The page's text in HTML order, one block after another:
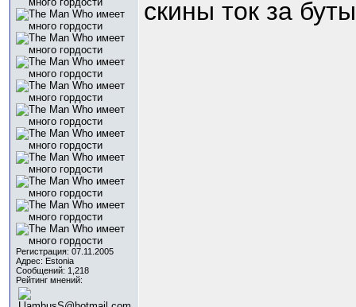
Регистрация: 07.11.2005
Адрес: Estonia
Сообщений: 1,218
Рейтинг мнений:
скины ток за